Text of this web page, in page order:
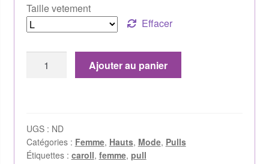
Taille vetement
Effacer
Ajouter au panier
UGS : ND
Catégories : Femme, Hauts, Mode, Pulls
Étiquettes : caroll, femme, pull